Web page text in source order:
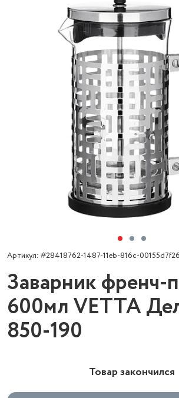
Артикул: #28418762-1487-11eb-816c-
Заварник френч-
600мл VETTA
850-190
Товар закончился